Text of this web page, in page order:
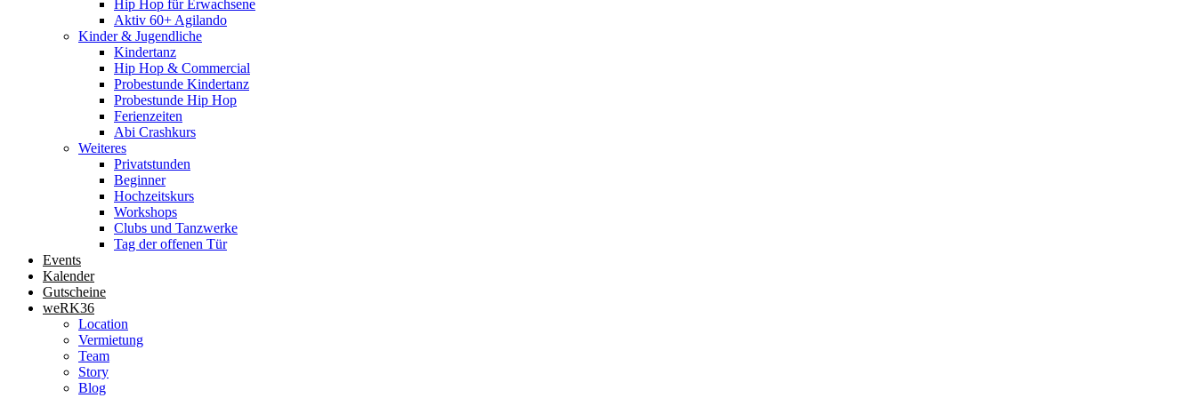
Hip Hop für Erwachsene
Aktiv 60+ Agilando
Kinder & Jugendliche
Kindertanz
Hip Hop & Commercial
Probestunde Kindertanz
Probestunde Hip Hop
Ferienzeiten
Abi Crashkurs
Weiteres
Privatstunden
Beginner
Hochzeitskurs
Workshops
Clubs und Tanzwerke
Tag der offenen Tür
Events
Kalender
Gutscheine
weRK36
Location
Vermietung
Team
Story
Blog